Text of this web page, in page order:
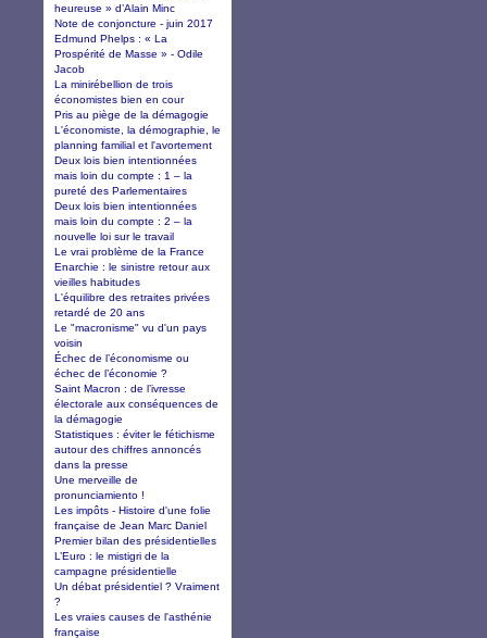
heureuse » d’Alain Minc
Note de conjoncture - juin 2017
Edmund Phelps : « La
Prospérité de Masse » - Odile
Jacob
La minirébellion de trois
économistes bien en cour
Pris au piège de la démagogie
L'économiste, la démographie, le
planning familial et l'avortement
Deux lois bien intentionnées
mais loin du compte : 1 – la
pureté des Parlementaires
Deux lois bien intentionnées
mais loin du compte : 2 – la
nouvelle loi sur le travail
Le vrai problème de la France
Enarchie : le sinistre retour aux
vieilles habitudes
L'équilibre des retraites privées
retardé de 20 ans
Le "macronisme" vu d'un pays
voisin
Échec de l’économisme ou
échec de l’économie ?
Saint Macron : de l’ivresse
électorale aux conséquences de
la démagogie
Statistiques : éviter le fétichisme
autour des chiffres annoncés
dans la presse
Une merveille de
pronunciamiento !
Les impôts - Histoire d'une folie
française de Jean Marc Daniel
Premier bilan des présidentielles
L’Euro : le mistigri de la
campagne présidentielle
Un débat présidentiel ? Vraiment
?
Les vraies causes de l'asthénie
française